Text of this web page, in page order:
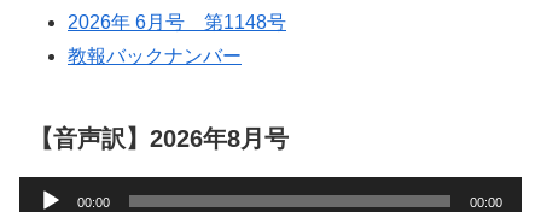
2026年 6月号 第1148号
教報バックナンバー
【音声訳】2026年8月号
00:00 00:00